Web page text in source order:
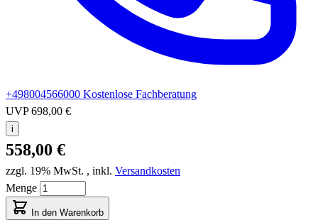
+498004566000 Kostenlose Fachberatung
UVP698,00 €
i
558,00 €
zzgl. 19% MwSt. , inkl. Versandkosten
Menge
In den Warenkorb